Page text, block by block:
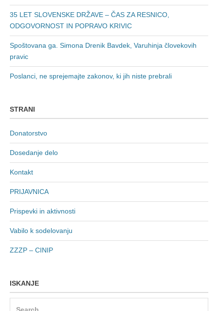
35 LET SLOVENSKE DRŽAVE – ČAS ZA RESNICO,
ODGOVORNOST IN POPRAVO KRIVIC
Spoštovana ga. Simona Drenik Bavdek, Varuhinja človekovih
pravic
Poslanci, ne sprejemajte zakonov, ki jih niste prebrali
STRANI
Donatorstvo
Dosedanje delo
Kontakt
PRIJAVNICA
Prispevki in aktivnosti
Vabilo k sodelovanju
ZZZP – CINIP
ISKANJE